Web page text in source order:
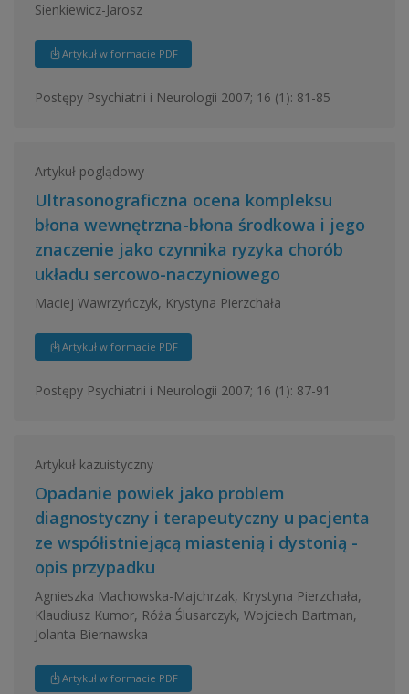
Sienkiewicz-Jarosz
Artykuł w formacie PDF
Postępy Psychiatrii i Neurologii 2007; 16 (1): 81-85
Artykuł poglądowy
Ultrasonograficzna ocena kompleksu
błona wewnętrzna-błona środkowa i jego
znaczenie jako czynnika ryzyka chorób
układu sercowo-naczyniowego
Maciej Wawrzyńczyk, Krystyna Pierzchała
Artykuł w formacie PDF
Postępy Psychiatrii i Neurologii 2007; 16 (1): 87-91
Artykuł kazuistyczny
Opadanie powiek jako problem
diagnostyczny i terapeutyczny u pacjenta
ze współistniejącą miastenią i dystonią -
opis przypadku
Agnieszka Machowska-Majchrzak, Krystyna Pierzchała,
Klaudiusz Kumor, Róża Ślusarczyk, Wojciech Bartman,
Jolanta Biernawska
Artykuł w formacie PDF